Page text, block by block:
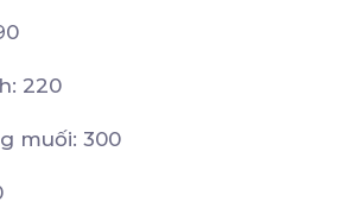
220
muối: 300